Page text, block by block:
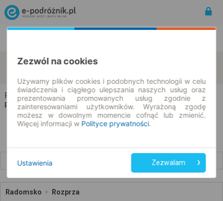
Radomsko Rozprza
Radomsko → Rozprza
Rozkład jazdy i bilety
Radomsko Rozprza
Zezwól na cookies
Używamy plików cookies i podobnych technologii w celu
świadczenia i ciągłego ulepszania naszych usług oraz
prezentowania promowanych usług zgodnie z
zainteresowaniami użytkowników. Wyrażoną zgodę
możesz w dowolnym momencie cofnąć lub zmienić.
Więcej informacji w Polityce prywatności.
Ustawienia Zezwalam